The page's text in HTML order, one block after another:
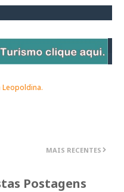
Leopoldina.
MAIS RECENTES
Postagens